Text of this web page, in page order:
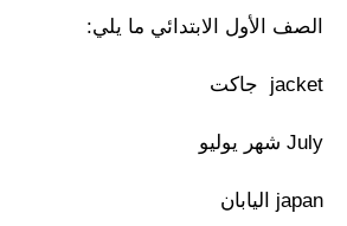
الصف الأول الابتدائي ما يلي:
jacket جاكت
July شهر يوليو
japan اليابان